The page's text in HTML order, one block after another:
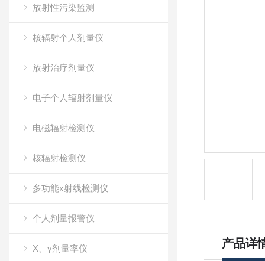
放射性污染监测
核辐射个人剂量仪
放射治疗剂量仪
电子个人辐射剂量仪
电磁辐射检测仪
核辐射检测仪
多功能x射线检测仪
个人剂量报警仪
X、γ剂量率仪 产品详